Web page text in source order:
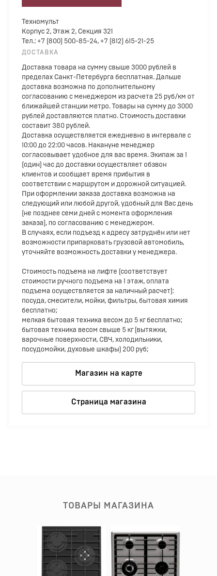
Техномульт
Корпус 2, Этаж 2, Секция 321
Тел.: +7 (800) 500-85-24, +7 (812) 615-21-25
ДОСТАВКА
Доставка товара на сумму свыше 3000 рублей в
пределах Санкт-Петербурга бесплатная. Дальше
доставка возможна по дополнительному
согласованию с менеджером из расчета 25 руб/км от
ближайшей станции метро. Товары на сумму до 3000
рублей доставляются платно. Стоимость доставки
составит 380 рублей.
Доставка осуществляется ежедневно в интервале с
10:00 до 22:00 часов. Накануне менеджер
согласовывает удобное для вас время. Экипаж за 1
(один) час до доставки осуществляет обзвон
клиентов и сообщает время прибытия в
соответствии с маршрутом и дорожной ситуацией.
При оформлении заказа доставка возможна на
следующий или любой другой, удобный для Вас день
(не позднее семи дней с момента оформления
заказа), по согласованию с менеджером.
В случаях, если подъезд к адресу затруднён или нет
возможности припарковать грузовой автомобиль,
уточняйте возможность доставки у менеджера.
Стоимость подъема на лифте (соответствует
стоимости ручного подъема на 1 этаж, оплата
подъема осуществляется за наличный расчет):
посуда, смесители, мойки, фильтры, бытовая химия
бесплатно;
мелкая бытовая техника весом до 5 кг бесплатно;
бытовая техника весом свыше 5 кг (вытяжки,
варочные поверхности, СВЧ, холодильники,
посудомойки, духовые шкафы) 200 руб;
Магазин на карте
Страница магазина
ТОВАРЫ МАГАЗИНА